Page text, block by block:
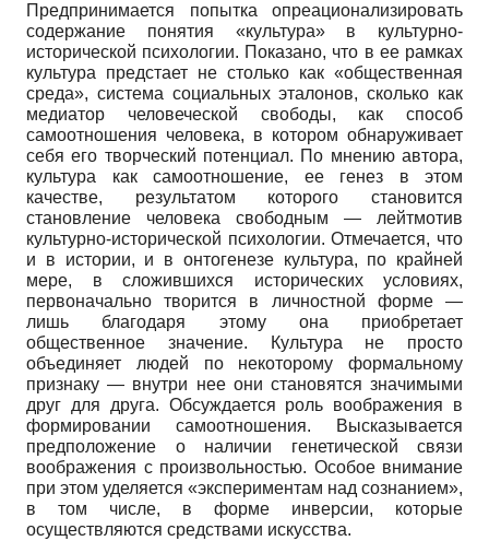
Предпринимается попытка опреационализировать
содержание понятия «культура» в культурно-
исторической психологии. Показано, что в ее рамках
культура предстает не столько как «общественная
среда», система социальных эталонов, сколько как
медиатор человеческой свободы, как способ
самоотношения человека, в котором обнаруживает
себя его творческий потенциал. По мнению автора,
культура как самоотношение, ее генез в этом
качестве, результатом которого становится
становление человека свободным — лейтмотив
культурно-исторической психологии. Отмечается, что
и в истории, и в онтогенезе культура, по крайней
мере, в сложившихся исторических условиях,
первоначально творится в личностной форме —
лишь благодаря этому она приобретает
общественное значение. Культура не просто
объединяет людей по некоторому формальному
признаку — внутри нее они становятся значимыми
друг для друга. Обсуждается роль воображения в
формировании самоотношения. Высказывается
предположение о наличии генетической связи
воображения с произвольностью. Особое внимание
при этом уделяется «экспериментам над сознанием»,
в том числе, в форме инверсии, которые
осуществляются средствами искусства.